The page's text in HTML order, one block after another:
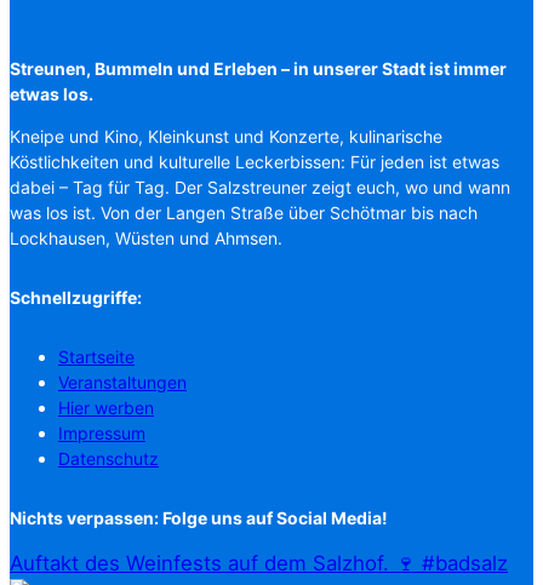
Streunen, Bummeln und Erleben – in unserer Stadt ist immer
etwas los.
Kneipe und Kino, Kleinkunst und Konzerte, kulinarische
Köstlichkeiten und kulturelle Leckerbissen: Für jeden ist etwas
dabei – Tag für Tag. Der Salzstreuner zeigt euch, wo und wann
was los ist. Von der Langen Straße über Schötmar bis nach
Lockhausen, Wüsten und Ahmsen.
Schnellzugriffe:
Startseite
Veranstaltungen
Hier werben
Impressum
Datenschutz
Nichts verpassen: Folge uns auf Social Media!
Auftakt des Weinfests auf dem Salzhof. 🍷 #badsalz